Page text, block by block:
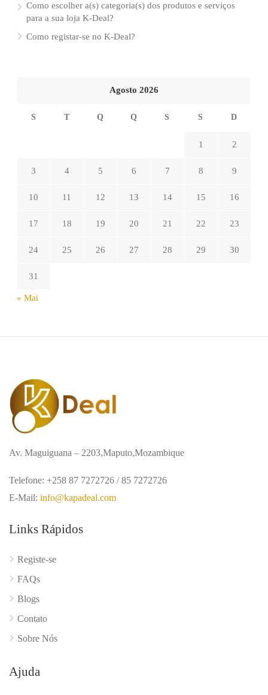
Como escolher a(s) categoria(s) dos produtos e serviços
para a sua loja K-Deal?
Como registar-se no K-Deal?
Agosto 2026
S T Q Q S S D
1 2
3 4 5 6 7 8 9
10 11 12 13 14 15 16
17 18 19 20 21 22 23
24 25 26 27 28 29 30
31
« Mai
Av. Maguiguana – 2203,Maputo,Mozambique
Telefone: +258 87 7272726 / 85 7272726
E-Mail: info@kapadeal.com
Links Rápidos
Registe-se
FAQs
Blogs
Contato
Sobre Nós
Ajuda